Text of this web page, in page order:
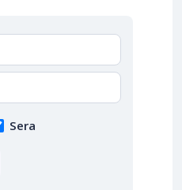
Sera